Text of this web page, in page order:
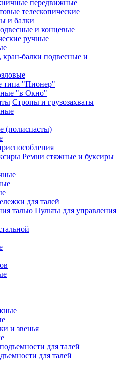
передвижные
телескопические
и балки
и концевые
ручные
балки подвесные и
типа "Пионер"
"в Окно"
Стропы и грузозахваты
(полиспасты)
Ремни стяжные и буксиры
для талей
Пульты для управления
и звенья
для талей